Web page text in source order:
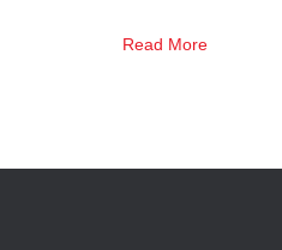
Read More